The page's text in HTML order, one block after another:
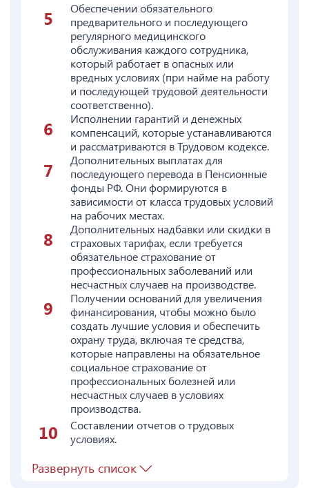
Обеспечении обязательного
предварительного и последующего
регулярного медицинского
обслуживания каждого сотрудника,
который работает в опасных или
вредных условиях (при найме на работу
и последующей трудовой деятельности
соответственно).
Исполнении гарантий и денежных
компенсаций, которые устанавливаются
и рассматриваются в Трудовом кодексе.
Дополнительных выплатах для
последующего перевода в Пенсионные
фонды РФ. Они формируются в
зависимости от класса трудовых условий
на рабочих местах.
Дополнительных надбавки или скидки в
страховых тарифах, если требуется
обязательное страхование от
профессиональных заболеваний или
несчастных случаев на производстве.
Получении оснований для увеличения
финансирования, чтобы можно было
создать лучшие условия и обеспечить
охрану труда, включая те средства,
которые направлены на обязательное
социальное страхование от
профессиональных болезней или
несчастных случаев в условиях
производства.
Составлении отчетов о трудовых
условиях.
Развернуть список